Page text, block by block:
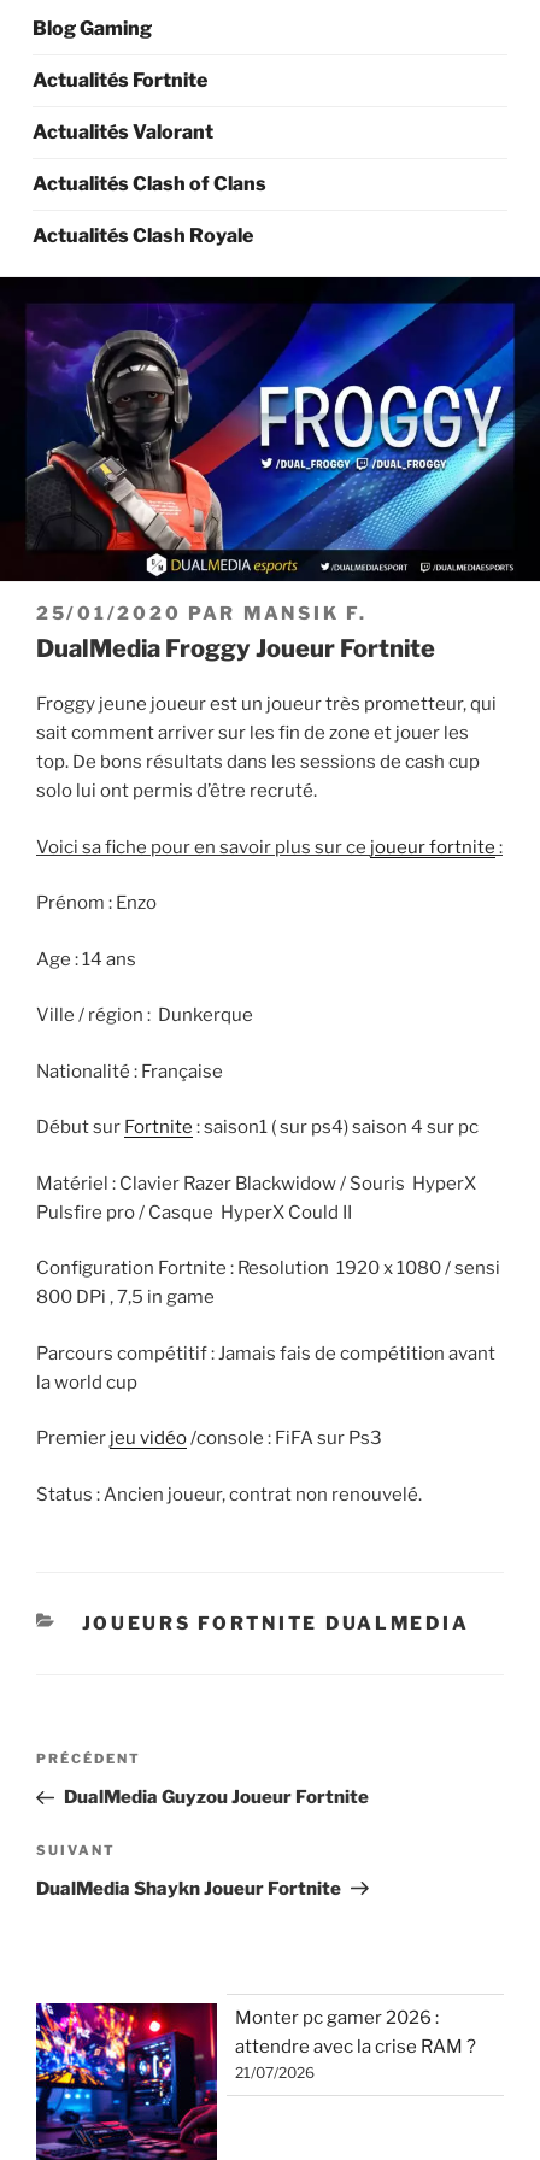
Blog Gaming
Actualités Fortnite
Actualités Valorant
Actualités Clash of Clans
Actualités Clash Royale
PUBLIÉ
LE
25/01/2020 PAR MANSIK F.
DualMedia Froggy Joueur Fortnite
Froggy jeune joueur est un joueur très prometteur, qui
sait comment arriver sur les fin de zone et jouer les
top. De bons résultats dans les sessions de cash cup
solo lui ont permis d’être recruté.
Voici sa fiche pour en savoir plus sur ce joueur fortnite :
Prénom : Enzo
Age : 14 ans
Ville / région : Dunkerque
Nationalité : Française
Début sur Fortnite : saison1 ( sur ps4) saison 4 sur pc
Matériel : Clavier Razer Blackwidow / Souris HyperX
Pulsfire pro / Casque HyperX Could II
Configuration Fortnite : Resolution 1920 x 1080 / sensi
800 DPi , 7,5 in game
Parcours compétitif : Jamais fais de compétition avant
la world cup
Premier jeu vidéo/console : FiFA sur Ps3
Status : Ancien joueur, contrat non renouvelé.
CATÉGORIES
JOUEURS FORTNITE DUALMEDIA
Navigation
l’article
Article
précédent
PRÉCÉDENT
DualMedia Guyzou Joueur Fortnite
Article
suivant
SUIVANT
DualMedia Shaykn Joueur Fortnite
Monter pc gamer 2026 :
attendre avec la crise RAM ?
21/07/2026